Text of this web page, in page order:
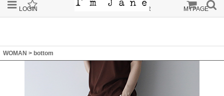
LOGIN ORDER MYPAGE
WOMAN > bottom